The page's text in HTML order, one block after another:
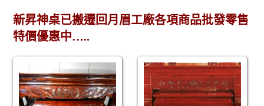
新昇神桌已搬遷回月眉工廠各項商品批發零售
特價優惠中…..